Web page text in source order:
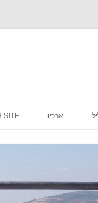
ארכיון SITE